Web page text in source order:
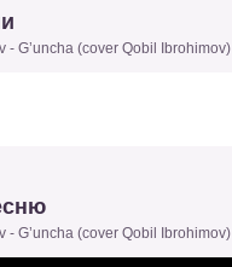
- G’uncha (cover Qobil Ibrohimov)
- G’uncha (cover Qobil Ibrohimov)